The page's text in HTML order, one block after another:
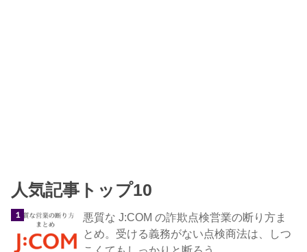
人気記事トップ10
悪質な J:COM の詐欺点検営業の断り方ま
とめ。受ける義務がない点検商法は、しつ